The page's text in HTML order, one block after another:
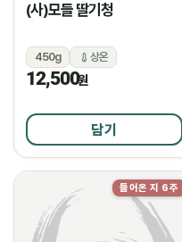
(사)모들 딸기청
450g 상온
12,500원
담기
들어온 지 6주